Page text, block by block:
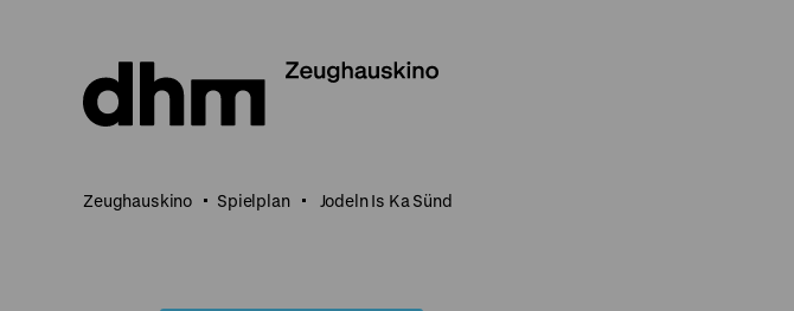
Seiteninhalt
springen
Zeughauskino Spielplan Jodeln Is Ka Sünd